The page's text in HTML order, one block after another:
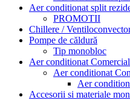
Aer conditionat split
PROMOTII
Chillere /
Pompe de căldură
Tip monobloc
Aer conditionat
Aer conditionat
Aer
Accesorii si materiale